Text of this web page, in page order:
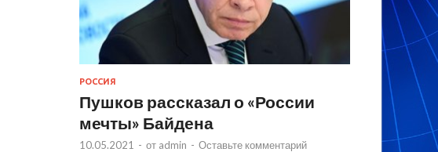
РОССИЯ
Пушков рассказал о «России
мечты» Байдена
10.05.2021 - от admin - Оставьте комментарий